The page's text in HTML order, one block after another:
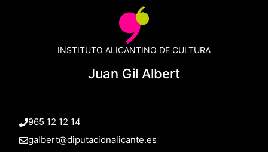
INSTITUTO ALICANTINO DE CULTURA
Juan Gil Albert
965 12 12 14
galbert@diputacionalicante.es